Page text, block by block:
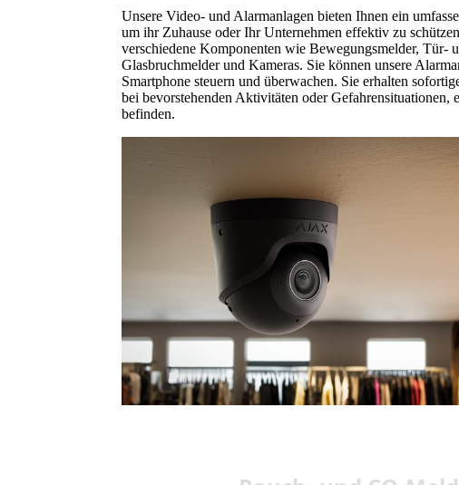
Unsere Video- und Alarmanlagen bieten Ihnen ein
um ihr Zuhause oder Ihr Unternehmen effektiv zu
verschiedene Komponenten wie Bewegungsmelder, Tür-
Glasbruchmelder und Kameras. Sie können unsere
Smartphone steuern und überwachen. Sie erhalten
bei bevorstehenden Aktivitäten oder Gefahrensituationen,
befinden.